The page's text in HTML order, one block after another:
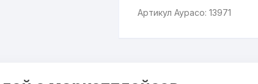
Артикул Аурасо: 13971